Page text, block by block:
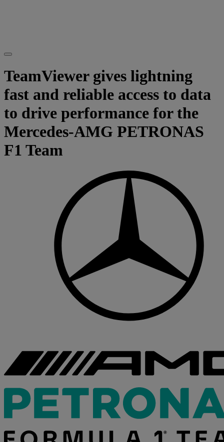
TeamViewer gives lightning
fast and reliable access to data
to drive performance for the
Mercedes-AMG PETRONAS
F1 Team